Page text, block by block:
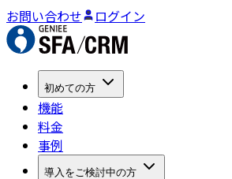
お問い合わせ ログイン
初めての方
機能
料金
事例
導入をご検討中の方